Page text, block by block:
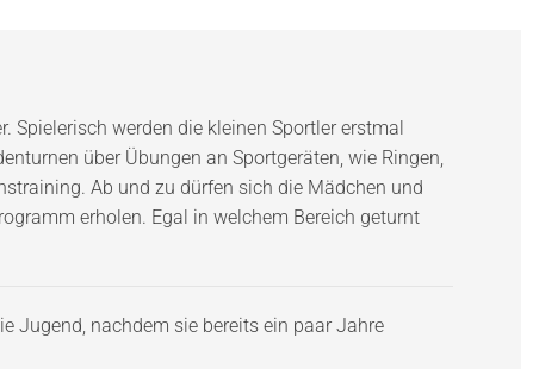
Spielerisch werden die kleinen Sportler erstmal
über Übungen an Sportgeräten, wie Ringen,
Ab und zu dürfen sich die Mädchen und
erholen. Egal in welchem Bereich geturnt
Jugend, nachdem sie bereits ein paar Jahre